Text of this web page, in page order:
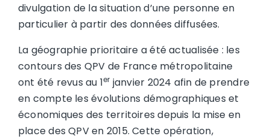
divulgation de la situation d’une personne en
particulier à partir des données diffusées.
La géographie prioritaire a été actualisée : les
contours des QPV de France métropolitaine
ont été revus au 1er janvier 2024 afin de prendre
en compte les évolutions démographiques et
économiques des territoires depuis la mise en
place des QPV en 2015. Cette opération,